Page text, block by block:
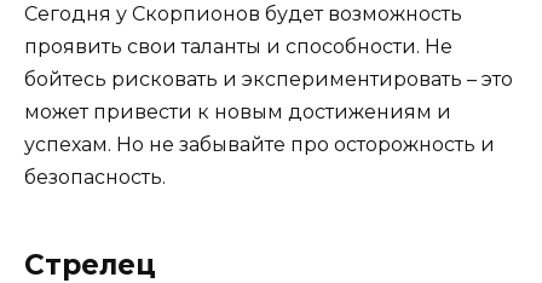
Сегодня у Скорпионов будет возможность
проявить свои таланты и способности. Не
бойтесь рисковать и экспериментировать – это
может привести к новым достижениям и
успехам. Но не забывайте про осторожность и
безопасность.
Стрелец